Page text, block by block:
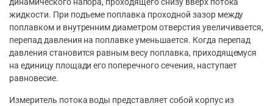
динамического напора, проходящего снизу вверх потока
жидкости. При подъеме поплавка проходной зазор между
поплавком и внутренним диаметром отверстия увеличивается,
перепад давления на поплавке уменьшается. Когда перепад
давления становится равным весу поплавка, приходящемуся
на единицу площади его поперечного сечения, наступает
равновесие.
Измеритель потока воды представляет собой корпус из